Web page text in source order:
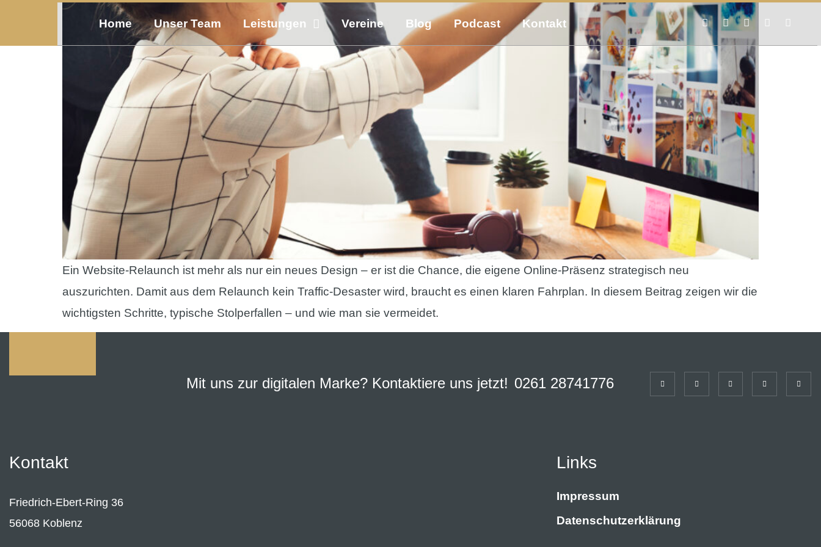
Home Unser Team Leistungen Vereine Blog Podcast Kontakt
Ein Website-Relaunch ist mehr als nur ein neues Design – er ist die Chance, die eigene Online-Präsenz strategisch neu
auszurichten. Damit aus dem Relaunch kein Traffic-Desaster wird, braucht es einen klaren Fahrplan. In diesem Beitrag zeigen wir die
wichtigsten Schritte, typische Stolperfallen – und wie man sie vermeidet.
Mit uns zur digitalen Marke? Kontaktiere uns jetzt! 0261 28741776
Kontakt
Friedrich-Ebert-Ring 36
56068 Koblenz
Links
Impressum
Datenschutzerklärung